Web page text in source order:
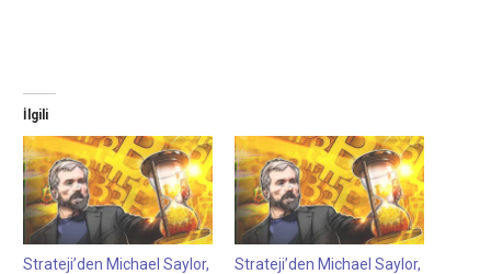
İlgili
Strateji’den Michael Saylor,
Strateji’den Michael Saylor,